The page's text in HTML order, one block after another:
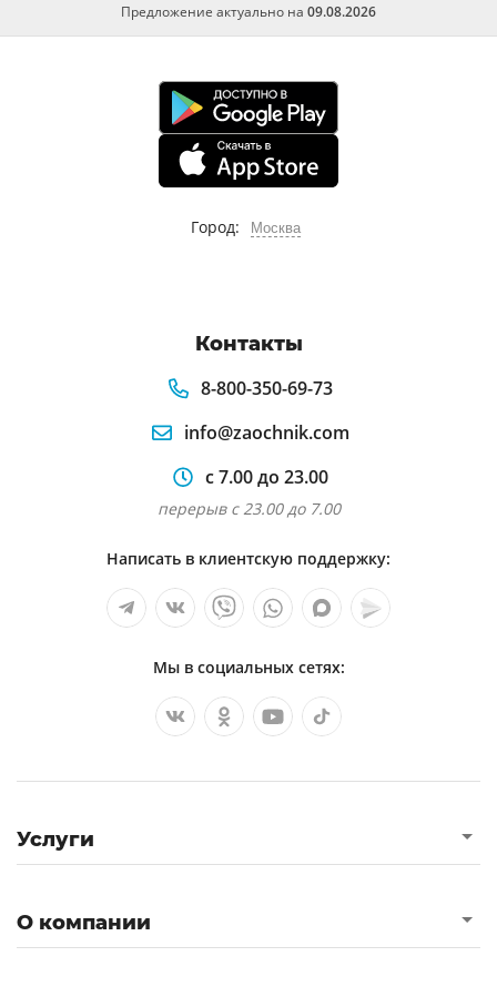
Предложение актуально на 09.08.2026
Город: Москва
Контакты
8-800-350-69-73
info@zaochnik.com
с 7.00 до 23.00
перерыв с 23.00 до 7.00
Написать в клиентскую поддержку:
Мы в социальных сетях:
Услуги
О компании